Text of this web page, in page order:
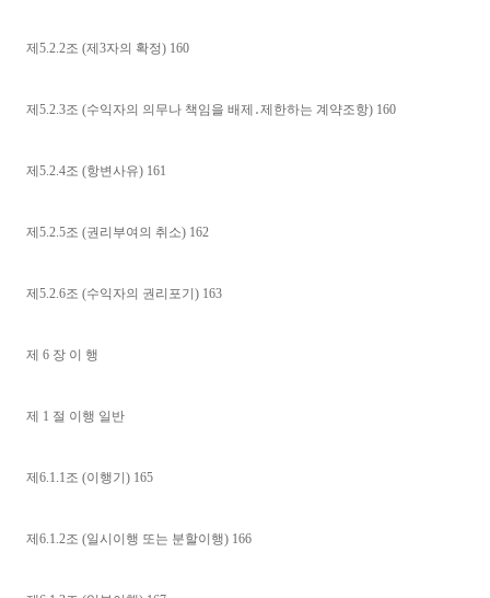
제5.2.2조 (제3자의 확정) 160
제5.2.3조 (수익자의 의무나 책임을 배제․제한하는 계약조항) 160
제5.2.4조 (항변사유) 161
제5.2.5조 (권리부여의 취소) 162
제5.2.6조 (수익자의 권리포기) 163
제 6 장 이 행
제 1 절 이행 일반
제6.1.1조 (이행기) 165
제6.1.2조 (일시이행 또는 분할이행) 166